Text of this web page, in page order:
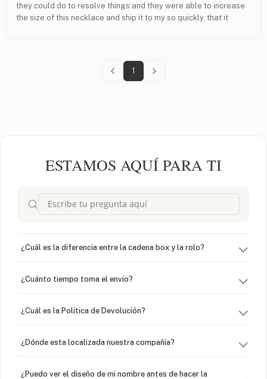
they could do to resolve things and they were able to increase
the size of this necklace and ship it to my so quickly, that it
1
ESTAMOS AQUÍ PARA TI
¿Cuál es la diferencia entre la cadena box y la rolo?
¿Cuánto tiempo toma el envío?
¿Cuál es la Política de Devolución?
¿Dónde esta localizada nuestra compañía?
¿Puedo ver el diseño de mi nombre antes de hacer la